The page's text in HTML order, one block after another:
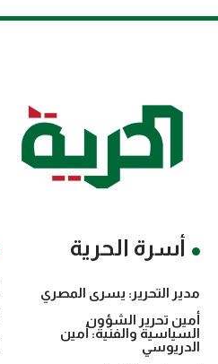
أسرة الحرية
مدير التحرير: يسرى المصري
أمين تحرير الشؤون
السياسية والفنية: أمين
الدريوسي